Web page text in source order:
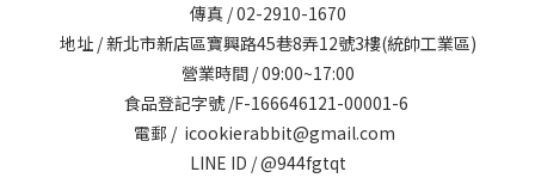
傳真 / 02-2910-1670
地址 / 新北市新店區寶興路45巷8弄12號3樓(統帥工業區)
營業時間 / 09:00~17:00
食品登記字號 /F-166646121-00001-6
電郵 / icookierabbit@gmail.com
LINE ID / @944fgtqt